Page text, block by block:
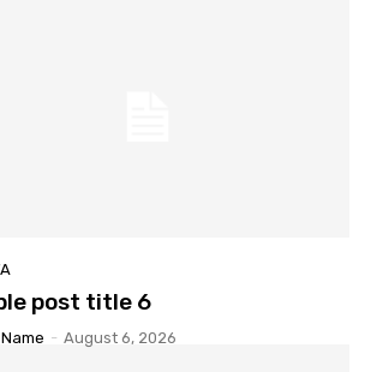
post title 6
- August 6, 2026